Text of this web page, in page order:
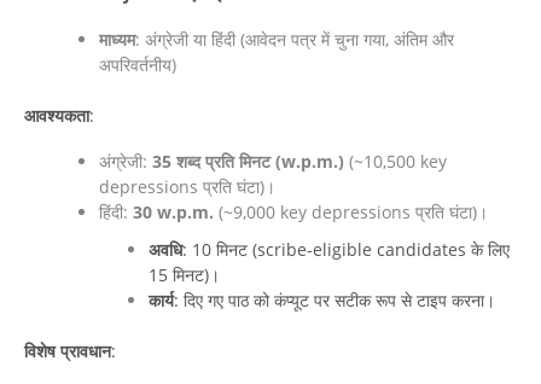
माध्यम: अंग्रेजी या हिंदी (आवेदन पत्र में चुना गया, अंतिम और
अपरिवर्तनीय)
आवश्‍यकता:
अंग्रेजी: 35 शब्द प्रति मिनट (w.p.m.) (~10,500 key
depressions प्रति घंटा)।
हिंदी: 30 w.p.m. (~9,000 key depressions प्रति घंटा)।
अवधि: 10 मिनट (scribe-eligible candidates के लिए
15 मिनट)।
कार्य: दिए गए पाठ को कंप्यूट पर सटीक रूप से टाइप करना।
विशेष प्रावधान: